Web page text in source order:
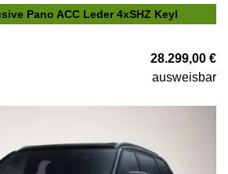
Pano ACC Leder 4xSHZ Keyl
28.299,00 €
ausweisbar